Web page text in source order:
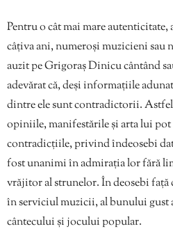
Pentru o cât mai mare
câțiva ani, numeroși muzicieni sau
auzit pe Grigoraș Dinicu cântând
adevărat că, deși informațiile
dintre ele sunt contradictorii.
opiniile, manifestările și arta lui
contradicțiile, privind îndeosebi
fost unanimi în admirația lor fără
vrăjitor al strunelor. În deosebi față
în serviciul muzicii, al bunului
cântecului și jocului popular.